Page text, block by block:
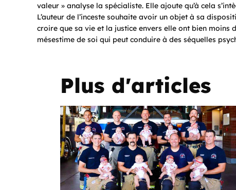
valeur » analyse la spécialiste. Elle ajoute qu’à cela
L’auteur de l’inceste souhaite avoir un objet à sa
croire que sa vie et la justice envers elle ont bien moins
mésestime de soi qui peut conduire à des séquelles
Plus d'articles